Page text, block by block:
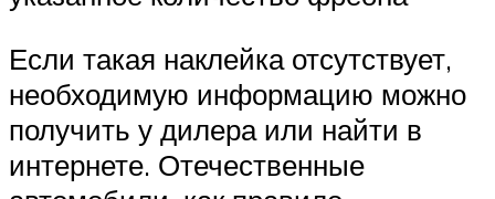
Если такая наклейка отсутствует,
необходимую информацию можно
получить у дилера или найти в
интернете. Отечественные